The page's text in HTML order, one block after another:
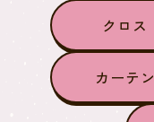
クロス
カーテン